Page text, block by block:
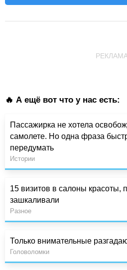
🔥 А ещё вот что у нас есть:
Пассажирка не хотела
самолете. Но одна фраза
передумать
Истории
15 визитов в салоны красоты,
зашкаливали
Разное
Только внимательные
Головоломки